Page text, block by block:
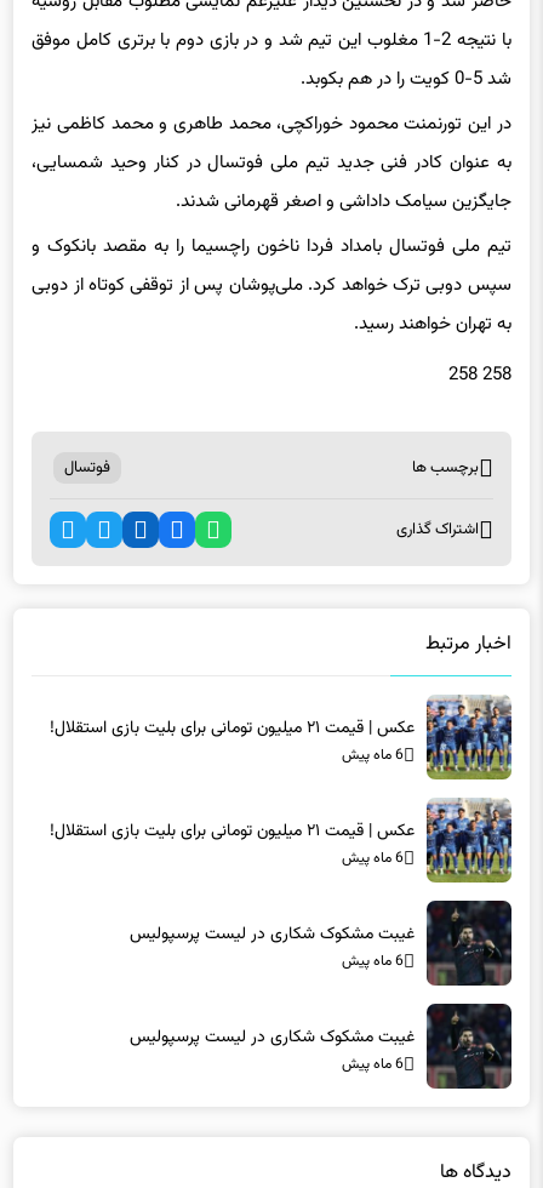
با نتیجه 2-1 مغلوب این تیم شد و در بازی دوم با برتری کامل موفق
شد 5-0 کویت را در هم بکوبد.
در این تورنمنت محمود خوراکچی، محمد طاهری و محمد کاظمی نیز
به عنوان کادر فنی جدید تیم ملی فوتسال در کنار وحید شمسایی،
جایگزین سیامک داداشی و اصغر قهرمانی شدند.
تیم ملی فوتسال بامداد فردا ناخون راچسیما را به مقصد بانکوک و
سپس دوبی ترک خواهد کرد. ملی‌پوشان پس از توقفی کوتاه از دوبی
به تهران خواهند رسید.
258 258
برچسب ها فوتسال
اشتراک گذاری
اخبار مرتبط
عکس | قیمت ۲۱ میلیون تومانی برای بلیت بازی استقلال!
6 ماه پیش
عکس | قیمت ۲۱ میلیون تومانی برای بلیت بازی استقلال!
6 ماه پیش
غیبت مشکوک شکاری در لیست پرسپولیس
6 ماه پیش
غیبت مشکوک شکاری در لیست پرسپولیس
6 ماه پیش
دیدگاه ها